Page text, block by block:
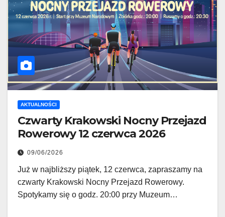
AKTUALNOŚCI
Czwarty Krakowski Nocny Przejazd
Rowerowy 12 czerwca 2026
09/06/2026
Już w najbliższy piątek, 12 czerwca, zapraszamy na
czwarty Krakowski Nocny Przejazd Rowerowy.
Spotykamy się o godz. 20:00 przy Muzeum…